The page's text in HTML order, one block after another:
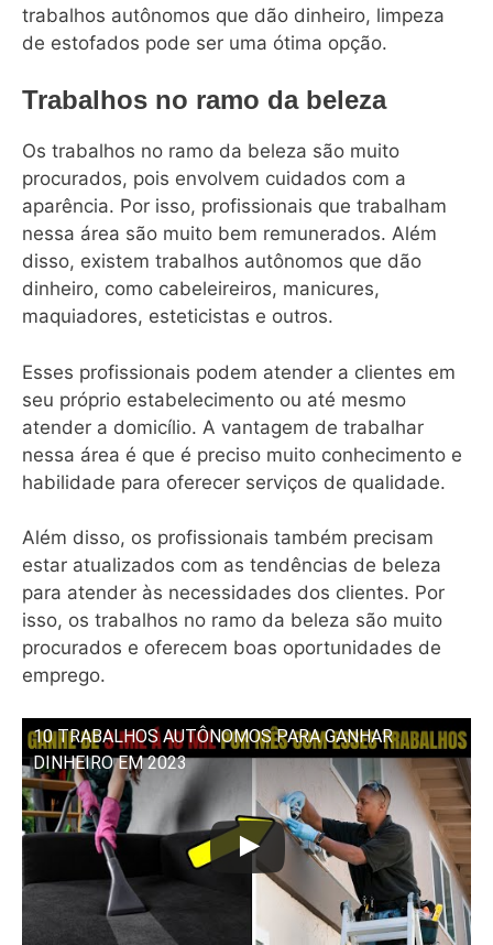
trabalhos autônomos que dão dinheiro, limpeza
de estofados pode ser uma ótima opção.
Trabalhos no ramo da beleza
Os trabalhos no ramo da beleza são muito
procurados, pois envolvem cuidados com a
aparência. Por isso, profissionais que trabalham
nessa área são muito bem remunerados. Além
disso, existem trabalhos autônomos que dão
dinheiro, como cabeleireiros, manicures,
maquiadores, esteticistas e outros.
Esses profissionais podem atender a clientes em
seu próprio estabelecimento ou até mesmo
atender a domicílio. A vantagem de trabalhar
nessa área é que é preciso muito conhecimento e
habilidade para oferecer serviços de qualidade.
Além disso, os profissionais também precisam
estar atualizados com as tendências de beleza
para atender às necessidades dos clientes. Por
isso, os trabalhos no ramo da beleza são muito
procurados e oferecem boas oportunidades de
emprego.
10 TRABALHOS AUTÔNOMOS PARA GANHAR
DINHEIRO EM 2023